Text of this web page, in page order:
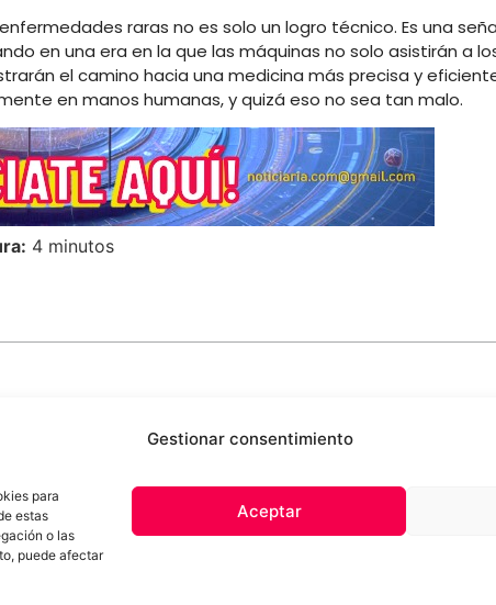
Gestionar consentimiento
para
estas
o las
puede afectar
Aceptar
raras no es solo un logro técnico. Es una
en una era en la que las máquinas no solo asistirán a
el camino hacia una medicina más precisa y
en manos humanas, y quizá eso no sea tan malo.
4 minutos
privacidad Términos y Condiciones Aviso Sobre el Uso de IA